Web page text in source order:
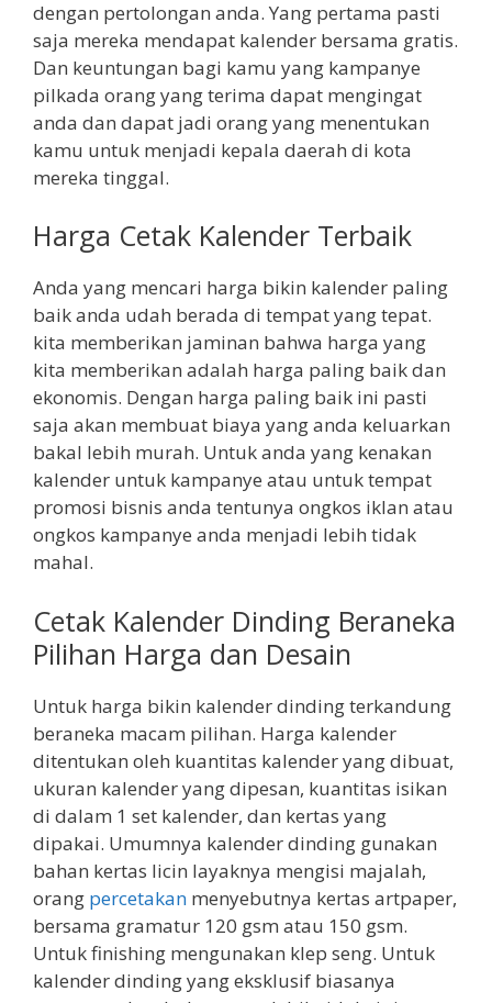
dengan pertolongan anda. Yang pertama pasti
saja mereka mendapat kalender bersama gratis.
Dan keuntungan bagi kamu yang kampanye
pilkada orang yang terima dapat mengingat
anda dan dapat jadi orang yang menentukan
kamu untuk menjadi kepala daerah di kota
mereka tinggal.
Harga Cetak Kalender Terbaik
Anda yang mencari harga bikin kalender paling
baik anda udah berada di tempat yang tepat.
kita memberikan jaminan bahwa harga yang
kita memberikan adalah harga paling baik dan
ekonomis. Dengan harga paling baik ini pasti
saja akan membuat biaya yang anda keluarkan
bakal lebih murah. Untuk anda yang kenakan
kalender untuk kampanye atau untuk tempat
promosi bisnis anda tentunya ongkos iklan atau
ongkos kampanye anda menjadi lebih tidak
mahal.
Cetak Kalender Dinding Beraneka
Pilihan Harga dan Desain
Untuk harga bikin kalender dinding terkandung
beraneka macam pilihan. Harga kalender
ditentukan oleh kuantitas kalender yang dibuat,
ukuran kalender yang dipesan, kuantitas isikan
di dalam 1 set kalender, dan kertas yang
dipakai. Umumnya kalender dinding gunakan
bahan kertas licin layaknya mengisi majalah,
orang percetakan menyebutnya kertas artpaper,
bersama gramatur 120 gsm atau 150 gsm.
Untuk finishing mengunakan klep seng. Untuk
kalender dinding yang eksklusif biasanya